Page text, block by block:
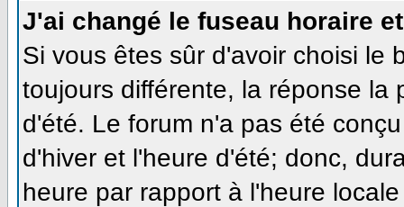
J'ai changé le fuseau horaire
Si vous êtes sûr d'avoir choisi le
toujours différente, la réponse la
d'été. Le forum n'a pas été
d'hiver et l'heure d'été; donc,
heure par rapport à l'heure